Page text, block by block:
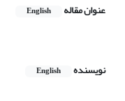
عنوان مقاله English
نویسنده English